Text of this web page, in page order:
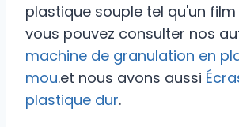
plastique souple tel qu'un
vous pouvez consulter nos
machine de granulation en
mou.et nous avons aussi
plastique dur.